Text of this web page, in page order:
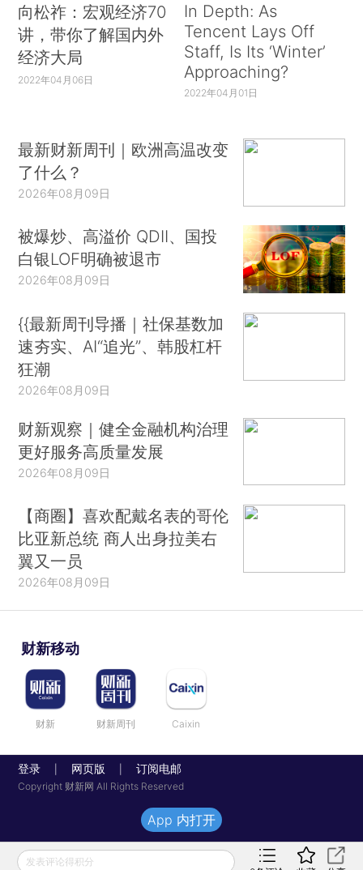
向松祚：宏观经济70
讲，带你了解国内外
经济大局
2022年04月06日
In Depth: As
Tencent Lays Off
Staff, Is Its ‘Winter’
Approaching?
2022年04月01日
最新财新周刊｜欧洲高温改变
了什么？
2026年08月09日
被爆炒、高溢价 QDII、国投
白银LOF明确被退市
2026年08月09日
{{最新周刊导播｜社保基数加
速夯实、AI“追光”、韩股杠杆
狂潮
2026年08月09日
财新观察｜健全金融机构治理
更好服务高质量发展
2026年08月09日
【商圈】喜欢配戴名表的哥伦
比亚新总统 商人出身拉美右
翼又一员
2026年08月09日
财新移动
财新 财新周刊 Caixin
登录 网页版 订阅电邮
Copyright 财新网 All Rights Reserved
发表评论得积分
App 内打开